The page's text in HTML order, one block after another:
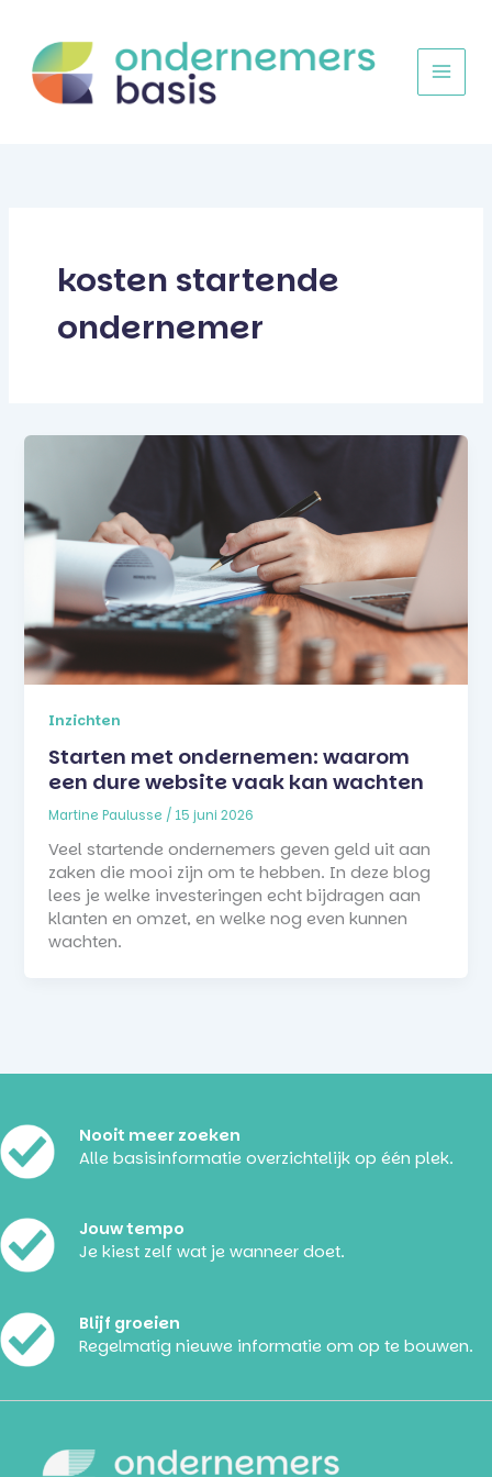
inhoud
kosten startende
ondernemer
Inzichten
Starten met ondernemen: waarom
een dure website vaak kan wachten
Martine Paulusse /15 juni 2026
Veel startende ondernemers geven geld uit aan
zaken die mooi zijn om te hebben. In deze blog
lees je welke investeringen echt bijdragen aan
klanten en omzet, en welke nog even kunnen
wachten.
Nooit meer zoeken
Alle basisinformatie overzichtelijk op één plek.
Jouw tempo
Je kiest zelf wat je wanneer doet.
Blijf groeien
Regelmatig nieuwe informatie om op te bouwen.